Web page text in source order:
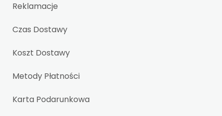
Reklamacje
Czas Dostawy
Koszt Dostawy
Metody Płatności
Karta Podarunkowa